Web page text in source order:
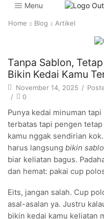
Menu
Home Blog Artikel
Artikel
Tanpa Sablon,
Bikin Kedai Kamu
November 14, 2025 /
/
0
Punya kedai minuman
terbatas tapi pengen
kamu nggak sendirian
harus langsung bikin
biar keliatan bagus.
dan hemat: pakai cup
Eits, jangan salah. Cup
asal-asalan ya. Justru
bikin kedai kamu keliatan